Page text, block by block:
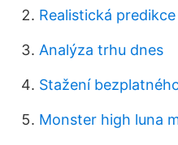
Realistická
Analýza trhu dnes
Stažení
Monster high luna